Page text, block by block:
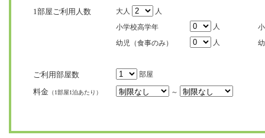
1部屋ご利用人数 大人
人
小学校高学年
人
幼児（食事のみ）
人
ご利用部屋数 部屋
料金 （1部屋1泊あたり） ～